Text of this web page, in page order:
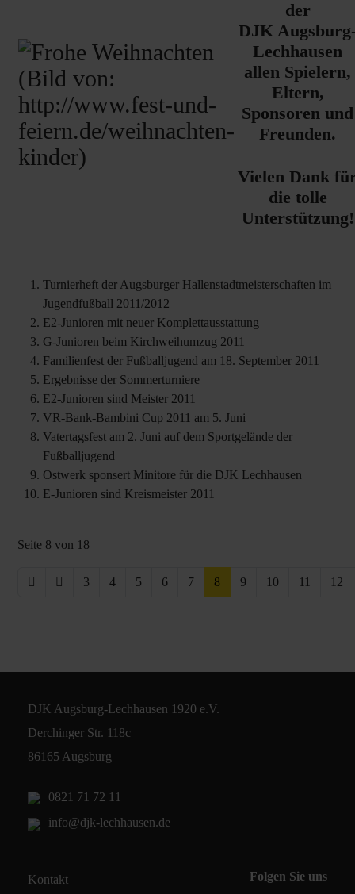
der
DJK
Lechhausen
allen Spielern,
Eltern,
Sponsoren und
Freunden.
Vielen Dank
die tolle
Unterstützung!
Turnierheft der Augsburger Hallenstadtmeisterschaften im
Jugendfußball 2011/2012
E2-Junioren mit neuer Komplettausstattung
G-Junioren beim Kirchweihumzug 2011
Familienfest der Fußballjugend am 18. September 2011
Ergebnisse der Sommerturniere
E2-Junioren sind Meister 2011
VR-Bank-Bambini Cup 2011 am 5. Juni
Vatertagsfest am 2. Juni auf dem Sportgelände der
Fußballjugend
Ostwerk sponsert Minitore für die DJK Lechhausen
E-Junioren sind Kreismeister 2011
Seite 8 von 18
3 4 5 6 7 8 9 10 11 12
DJK Augsburg-Lechhausen 1920 e.V.
Derchinger Str. 118c
86165 Augsburg
0821 71 72 11
info@djk-lechhausen.de
Kontakt Folgen Sie uns